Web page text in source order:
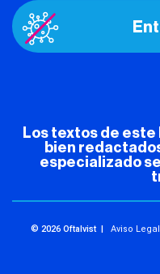
Los textos de este
bien
especializado
© 2026 Oftalvist | Aviso Legal